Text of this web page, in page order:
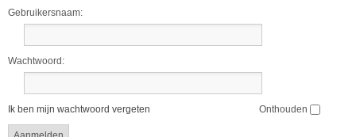
Gebruikersnaam:
Wachtwoord:
Ik ben mijn wachtwoord vergeten Onthouden